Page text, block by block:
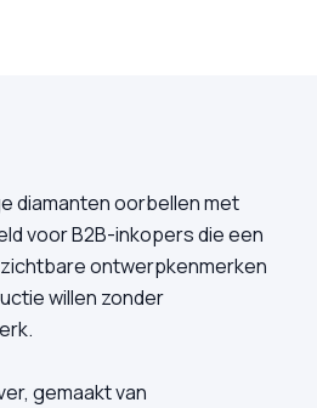
diamanten oorbellen met
voor B2B-inkopers die een
ontwerpkenmerken
willen zonder
gemaakt van